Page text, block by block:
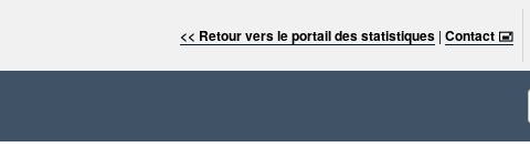
<< Retour vers le portail des statistiques |Contact 🖃